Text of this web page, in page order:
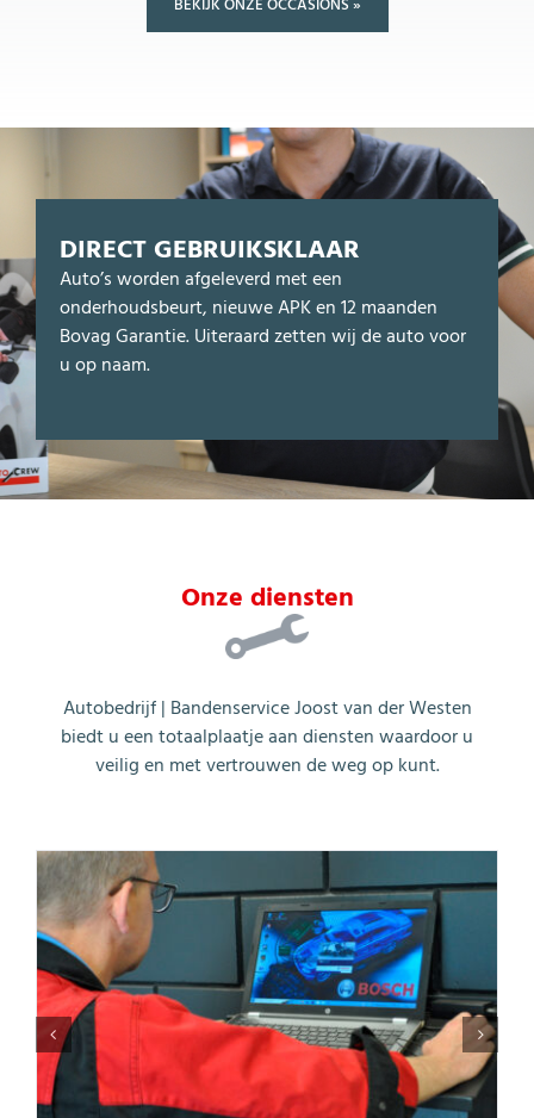
BEKIJK ONZE OCCASIONS »
DIRECT GEBRUIKSKLAAR
Auto’s worden afgeleverd met een
onderhoudsbeurt, nieuwe APK en 12 maanden
Bovag Garantie. Uiteraard zetten wij de auto voor
u op naam.
Onze diensten
Autobedrijf | Bandenservice Joost van der Westen
biedt u een totaalplaatje aan diensten waardoor u
veilig en met vertrouwen de weg op kunt.